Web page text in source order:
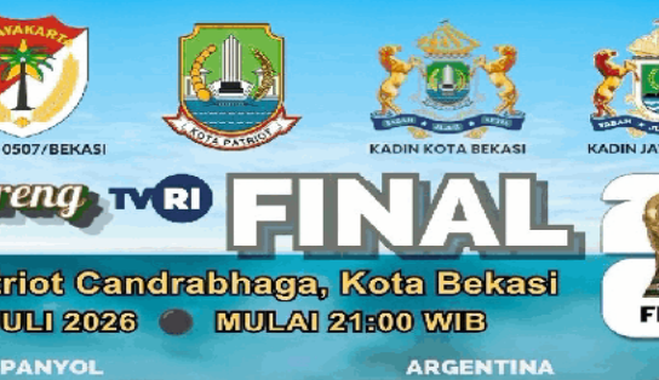
Salah satu yang menjadi rekomendasi untuk dipakai databasenya adalah
festival soto di Kota Tua Jakarta.
Pihak event organizer dari Warta Kota (Kompas group) meminta
peneyediaan database serta akses ke wisata jajan yang menjual semua
Mulai dari Soto Boyolali, Cotto Makassar, Soto Betawi, Soto Lamongan, Soto
lainnya. Alhamdulillah mereka bisa mengikuti acara yang memang ingin
kuliner Indonesia.